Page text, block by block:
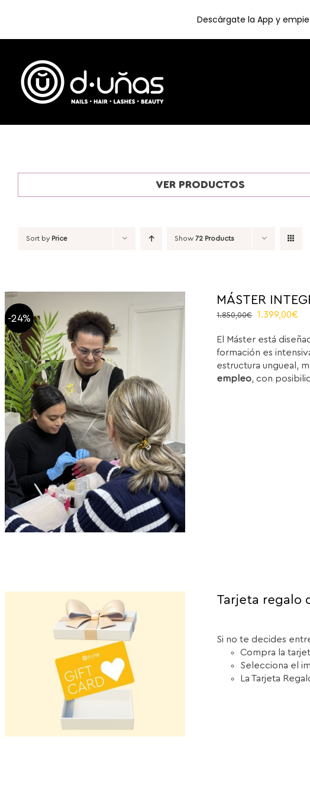
content
VER PRODUCTOS
Sort by Price Show 72 Products
-24%
MÁSTER
1.850,00€
Original
was:
1.850,00€.
1.399,00€
is:
El Máster está
formación es
estructura ungueal,
empleo, con
Tarjeta regalo
Si no te decides
Compra la
Selecciona el
La Tarjeta
Descárgate la App y